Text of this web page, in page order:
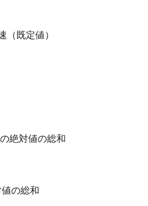
（既定値）
絶対値の総和
の総和